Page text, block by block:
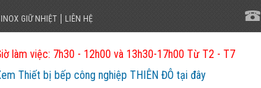
GIỮ NHIỆT LIÊN HỆ
làm việc: 7h30 - 12h00 và 13h30-17h00 Từ T2 - T7
Thiết bị bếp công nghiệp THIÊN ĐÔ tại đây